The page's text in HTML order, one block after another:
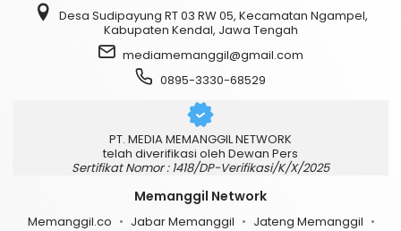
Desa Sudipayung RT 03 RW 05, Kecamatan Ngampel,
Kabupaten Kendal, Jawa Tengah
mediamemanggil@gmail.com
0895-3330-68529
PT. MEDIA MEMANGGIL NETWORK
telah diverifikasi oleh Dewan Pers
Sertifikat Nomor : 1418/DP-Verifikasi/K/X/2025
Memanggil Network
Memanggil.co Jabar Memanggil
Jateng Memanggil